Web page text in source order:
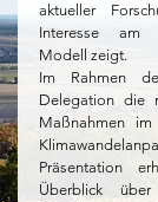
aktueller
Interesse am
Modell zeigt.
Im Rahmen
Delegation die
Maßnahmen im
Präsentation
Überblick